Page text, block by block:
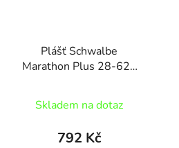
Plášť Schwalbe
Marathon Plus 28-622
Skladem na dotaz
792 Kč